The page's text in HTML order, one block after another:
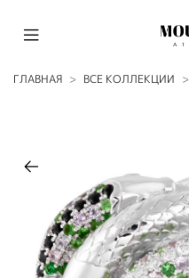
ГЛАВНАЯ ВСЕ КОЛЛЕКЦИИ